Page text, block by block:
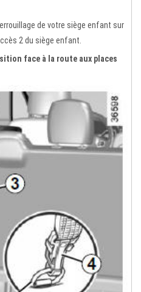
de votre siège enfant sur
2 du siège enfant.
face à la route aux places